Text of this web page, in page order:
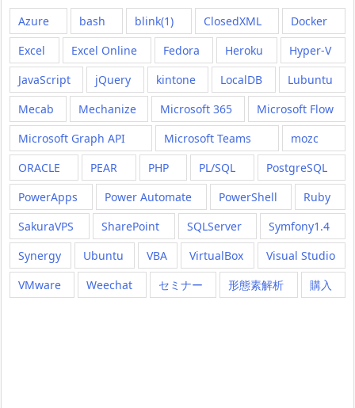
Azure bash blink(1) ClosedXML
Docker
Excel
Excel Online Fedora Heroku
Hyper-V
JavaScript
jQuery kintone LocalDB
Lubuntu
Mecab
Mechanize Microsoft 365
Microsoft Flow
Microsoft Graph API
Microsoft Teams
mozc
ORACLE
PEAR PHP PL/SQL
PostgreSQL
PowerApps
Power Automate PowerShell
Ruby
SakuraVPS
SharePoint SQLServer
Symfony1.4
Synergy
Ubuntu VBA VirtualBox
Visual Studio
VMware
Weechat セミナー 形態素解析 購入